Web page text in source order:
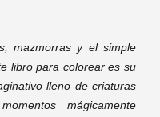
mazmorras y el simple
libro para colorear es su
lleno de criaturas
mágicamente